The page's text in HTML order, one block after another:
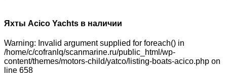
Яхты Acico Yachts в наличии
Warning: Invalid argument supplied for foreach() in
/home/c/cofranlq/scanmarine.ru/public_html/wp-
content/themes/motors-child/yatco/listing-boats-acico.php on
line 658